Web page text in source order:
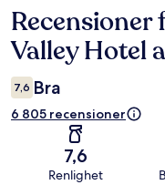
Recensioner
Recensioner
Valley Hotel
7,6 Bra
6 805 recensioner
7,6
Renlighet